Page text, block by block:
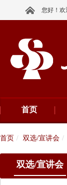
您好！欢
首页
首页 双选/宣讲会
双选/宣讲会